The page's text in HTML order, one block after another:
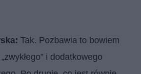
Tak. Pozbawia to bowiem
i dodatkowego